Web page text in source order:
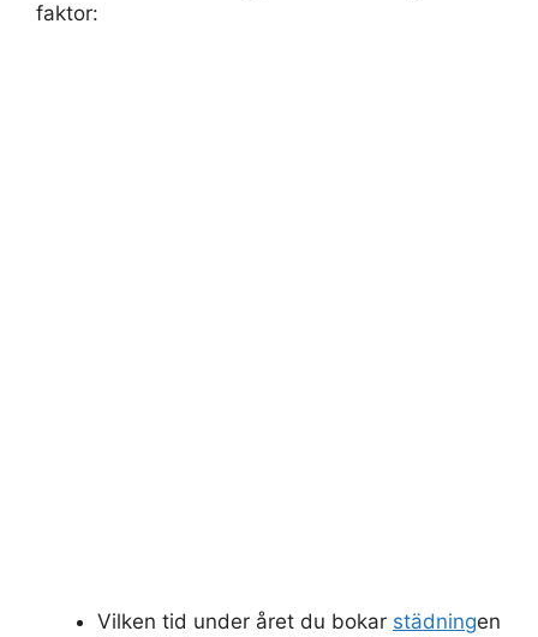
faktor:
Vilken tid under året du bokar städningen